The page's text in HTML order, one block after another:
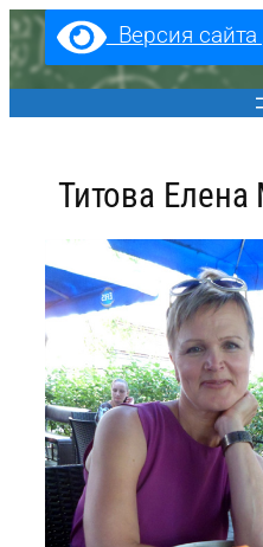
Перейти
к
содержимому
Версия сайта
Титова